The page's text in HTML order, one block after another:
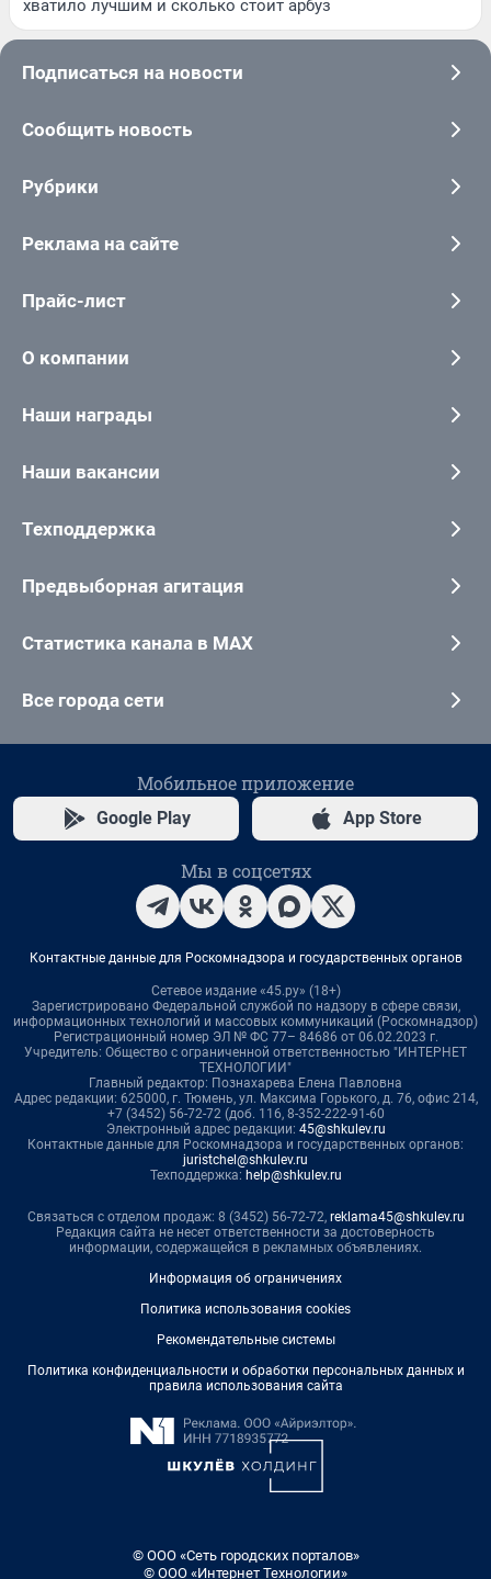
хватило лучшим и сколько стоит арбуз
Подписаться на новости
Сообщить новость
Рубрики
Реклама на сайте
Прайс-лист
О компании
Наши награды
Наши вакансии
Техподдержка
Предвыборная агитация
Статистика канала в MAX
Все города сети
Мобильное приложение
Google Play App Store
Мы в соцсетях
Контактные данные для Роскомнадзора и государственных органов
Сетевое издание «45.ру» (18+)
Зарегистрировано Федеральной службой по надзору в сфере связи,
информационных технологий и массовых коммуникаций (Роскомнадзор)
Регистрационный номер ЭЛ № ФС 77– 84686 от 06.02.2023 г.
Учредитель: Общество с ограниченной ответственностью "ИНТЕРНЕТ
ТЕХНОЛОГИИ"
Главный редактор: Познахарева Елена Павловна
Адрес редакции: 625000, г. Тюмень, ул. Максима Горького, д. 76, офис 214,
+7 (3452) 56-72-72 (доб. 116, 8-352-222-91-60
Электронный адрес редакции: 45@shkulev.ru
Контактные данные для Роскомнадзора и государственных органов:
juristchel@shkulev.ru
Техподдержка: help@shkulev.ru
Связаться с отделом продаж: 8 (3452) 56-72-72, reklama45@shkulev.ru
Редакция сайта не несет ответственности за достоверность
информации, содержащейся в рекламных объявлениях.
Информация об ограничениях
Политика использования cookies
Рекомендательные системы
Политика конфиденциальности и обработки персональных данных и
правила использования сайта
© ООО «Сеть городских порталов»
© ООО «Интернет Технологии»